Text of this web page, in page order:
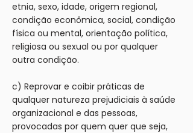
etnia, sexo, idade, origem regional,
condição econômica, social, condição
física ou mental, orientação política,
religiosa ou sexual ou por qualquer
outra condição.
c) Reprovar e coibir práticas de
qualquer natureza prejudiciais à saúde
organizacional e das pessoas,
provocadas por quem quer que seja,